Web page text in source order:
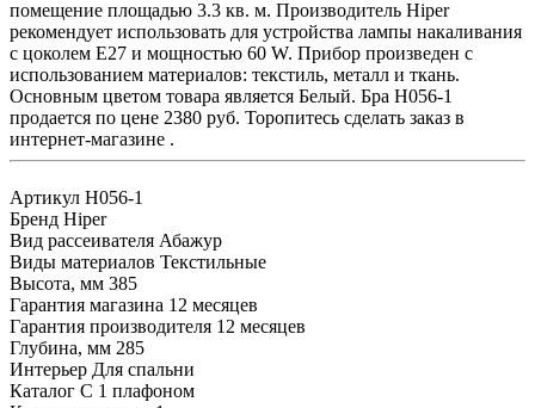
помещение площадью 3.3 кв. м. Производитель Hiper
рекомендует использовать для устройства лампы накаливания
с цоколем E27 и мощностью 60 W. Прибор произведен с
использованием материалов: текстиль, металл и ткань.
Основным цветом товара является Белый. Бра H056-1
продается по цене 2380 руб. Торопитесь сделать заказ в
интернет-магазине .
Артикул H056-1
Бренд Hiper
Вид рассеивателя Абажур
Виды материалов Текстильные
Высота, мм 385
Гарантия магазина 12 месяцев
Гарантия производителя 12 месяцев
Глубина, мм 285
Интерьер Для спальни
Каталог С 1 плафоном